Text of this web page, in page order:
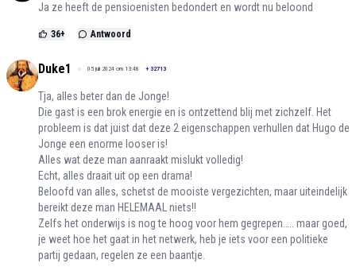
Ja ze heeft de pensioenisten bedondert en wordt nu beloond
36+ Antwoord
Duke1 05 juli 2024 om 13:48 + 32713
Tja, alles beter dan de Jonge!
Die gast is een brok energie en is ontzettend blij met zichzelf. Het
probleem is dat juist dat deze 2 eigenschappen verhullen dat Hugo de
Jonge een enorme looser is!
Alles wat deze man aanraakt mislukt volledig!
Echt, alles draait uit op een drama!
Beloofd van alles, schetst de mooiste vergezichten, maar uiteindelijk
bereikt deze man HELEMAAL niets!!
Zelfs het onderwijs is nog te hoog voor hem gegrepen….. maar goed,
je weet hoe het gaat in het netwerk, heb je iets voor een politieke
partij gedaan, regelen ze een baantje.